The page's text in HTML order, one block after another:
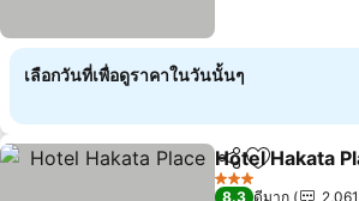
เลือกวันที่เพื่อดูราคาในวันนั้นๆ
แชร์ เพิ่มในรายก
Hotel Hakata
3 ดาว
8.3 ดีมาก
2,061